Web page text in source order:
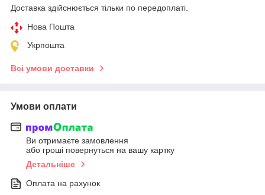
Доставка здійснюється тільки по передоплаті.
Нова Пошта
Укрпошта
Всі умови доставки
Умови оплати
Ви отримаєте замовлення
або гроші повернуться на вашу картку
Детальніше
Оплата на рахунок